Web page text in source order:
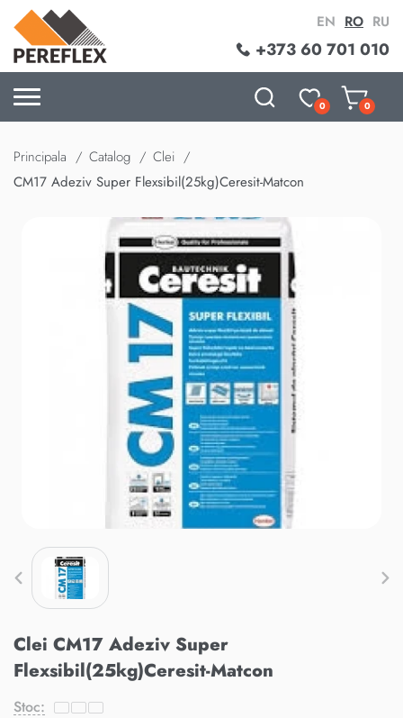
+373 60 701 010
EN RO RU
0 0
Principala Catalog
Clei
CM17 Adeziv Super Flexsibil(25kg)Ceresit-Matcon
Clei CM17 Adeziv Super
Flexsibil(25kg)Ceresit-Matcon
Stoc: